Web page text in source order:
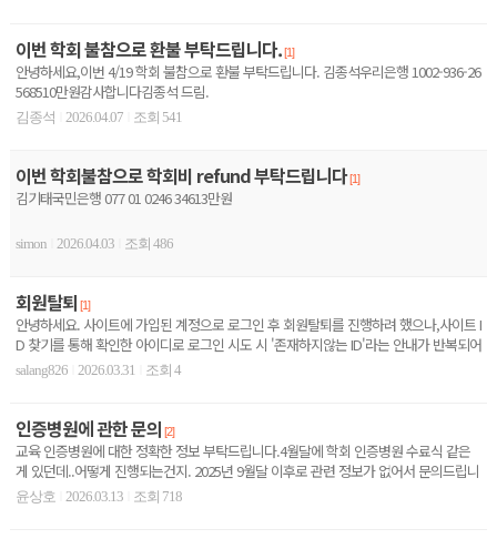
이번 학회 불참으로 환불 부탁드립니다.[1]
안녕하세요,이번 4/19 학회 불참으로 환불 부탁드립니다. 김종석우리은행 1002-936-26
568510만원감사합니다김종석 드림.
김종석 2026.04.07 조회 541
이번 학회불참으로 학회비 refund 부탁드립니다[1]
김기태국민은행 077 01 0246 34613만원
simon 2026.04.03 조회 486
회원탈퇴 [1]
안녕하세요. 사이트에 가입된 계정으로 로그인 후 회원탈퇴를 진행하려 했으나,사이트 I
D 찾기를 통해 확인한 아이디로 로그인 시도 시 '존재하지않는 ID'라는 안내가 반복되어
문의드..
salang826 2026.03.31 조회 4
인증병원에 관한 문의 [2]
교육 인증병원에 대한 정확한 정보 부탁드립니다.4월달에 학회 인증병원 수료식 같은
게 있던데..어떻게 진행되는건지. 2025년 9월달 이후로 관련 정보가 없어서 문의드립니
다.
윤상호 2026.03.13 조회 718